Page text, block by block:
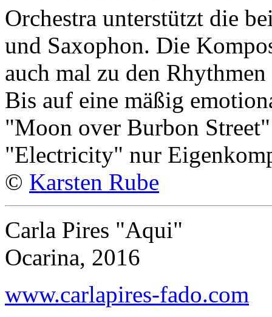
Orchestra unterstützt die
und Saxophon. Die
auch mal zu den
Bis auf eine mäßig
"Moon over Burbon
"Electricity" nur
© Karsten Rube
Carla Pires "Aqui"
Ocarina, 2016
www.carlapires-fado.com